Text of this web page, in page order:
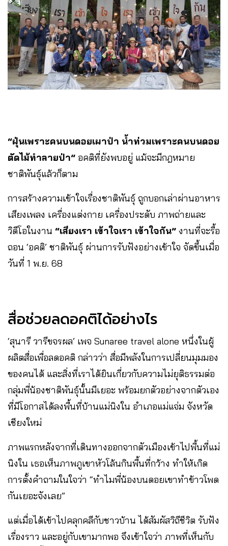
“ฝุ่นเพราะคนบนดอยเผาป่า น้ำท่วมเพราะคนบนดอย
ตัดไม้ทำลายป่า” อคติที่ยังพบอยู่ แม้จะมีกฎหมาย
ชาติพันธุ์แล้วก็ตาม
การสร้างความเข้าใจเรื่องชาติพันธุ์ ถูกบอกเล่าผ่านอาหาร
เสียงเพลง เครื่องแต่งกาย เครื่องประดับ ภาพถ่ายและ
วิดีโอในงาน “เสียงเรา เข้าใจเรา เข้าใจกัน” งานที่จะรื้อ
ถอน ‘อคติ’ ชาติพันธุ์ ผ่านการรับฟังอย่างเข้าใจ จัดขึ้นเมื่อ
วันที่ 1 พ.ย. 68
สื่อช่วยลดอคติได้อย่างไร
‘สุนารี วารีขจรผล’ เพจ Sunaree travel alone หนึ่งในผู้
ผลิตสื่อเพื่อลดอคติ กล่าวว่า สื่อมีพลังในการเปลี่ยนมุมมอง
ของคนได้ และสิ่งที่เราได้ยินเกี่ยวกับความไม่ยุติธรรมต่อ
กลุ่มพี่น้องชาติพันธุ์นั้นมีเยอะ พร้อมยกตัวอย่างจากตัวเอง
ที่มีโอกาสได้ลงพื้นที่บ้านแม่นิงใน อำเภอแม่แจ่ม จังหวัด
เชียงใหม่
ภาพแรกหลังจากที่เดินทางออกจากตัวเมืองเข้าไปพื้นที่แม่
นิงใน เธอเห็นภาพภูเขาหัวโล้นกินพื้นที่กว้าง ทำให้เกิด
การตั้งคำถามในใจว่า “ทำไมพี่น้องบนดอยเขาทำข้าวโพด
กันเยอะจังเลย”
แต่เมื่อได้เข้าไปคลุกคลีกับชาวบ้าน ได้สัมผัสวิถีชีวิต รับฟัง
เรื่องราว และอยู่กับเขามากพอ จึงเข้าใจว่า ภาพที่เห็นกับ